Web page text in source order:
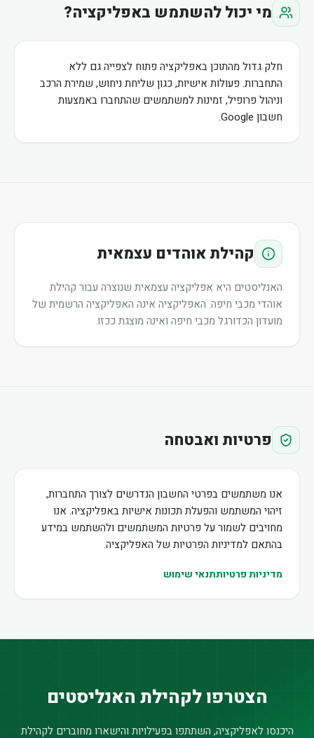
מי יכול להשתמש באפליקציה?
חלק גדול מהתוכן באפליקציה פתוח לצפייה גם ללא
התחברות. פעולות אישיות, כגון שליחת ניחוש, שמירת הרכב
וניהול פרופיל, זמינות למשתמשים שהתחברו באמצעות
חשבון Google.
קהילת אוהדים עצמאית
האנליסטים היא אפליקציה עצמאית שנוצרה עבור קהילת
אוהדי מכבי חיפה. האפליקציה אינה האפליקציה הרשמית של
מועדון הכדורגל מכבי חיפה ואינה מוצגת ככזו.
פרטיות ואבטחה
אנו משתמשים בפרטי החשבון הנדרשים לצורך התחברות,
זיהוי המשתמש והפעלת תכונות אישיות באפליקציה. אנו
מחויבים לשמור על פרטיות המשתמשים ולהשתמש במידע
בהתאם למדיניות הפרטיות של האפליקציה.
מדיניות פרטיותתנאי שימוש
הצטרפו לקהילת האנליסטים
היכנסו לאפליקציה, השתתפו בפעילויות והישארו מחוברים לקהילת